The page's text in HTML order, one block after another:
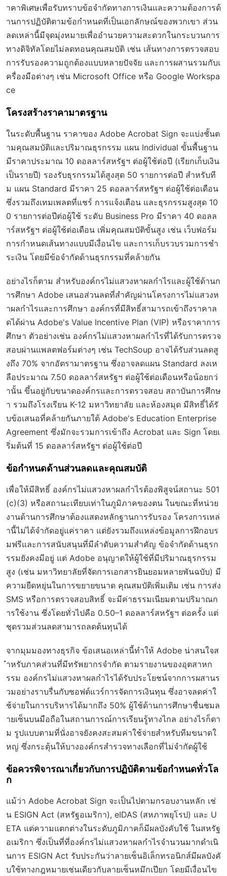
าคาพิเศษเพื่อรับทราบข้อจำกัดทางการเงินและความต้องการด้
านการปฏิบัติตามข้อกำหนดที่เป็นเอกลักษณ์ของพวกเขา ส่วน
ลดเหล่านี้มีจุดมุ่งหมายเพื่ออำนวยความสะดวกในกระบวนการ
ทางดิจิทัลโดยไม่ลดทอนคุณสมบัติ เช่น เส้นทางการตรวจสอบ
การรับรองความถูกต้องแบบหลายปัจจัย และการผสานรวมกับเ
ครื่องมือต่างๆ เช่น Microsoft Office หรือ Google Workspa
ce
โครงสร้างราคามาตรฐาน
ในระดับพื้นฐาน ราคาของ Adobe Acrobat Sign จะแบ่งชั้นต
ามคุณสมบัติและปริมาณธุรกรรม แผน Individual ขั้นพื้นฐาน
มีราคาประมาณ 10 ดอลลาร์สหรัฐฯ ต่อผู้ใช้ต่อปี (เรียกเก็บเงิน
เป็นรายปี) รองรับธุรกรรมได้สูงสุด 50 รายการต่อปี สำหรับที
ม แผน Standard มีราคา 25 ดอลลาร์สหรัฐฯ ต่อผู้ใช้ต่อเดือน
ซึ่งรวมถึงเทมเพลตที่แชร์ การแจ้งเตือน และธุรกรรมสูงสุด 10
0 รายการต่อปีต่อผู้ใช้ ระดับ Business Pro มีราคา 40 ดอลล
าร์สหรัฐฯ ต่อผู้ใช้ต่อเดือน เพิ่มคุณสมบัติขั้นสูง เช่น เว็บฟอร์ม
การกำหนดเส้นทางแบบมีเงื่อนไข และการเก็บรวบรวมการชำ
ระเงิน โดยมีข้อจำกัดด้านธุรกรรมที่คล้ายกัน
อย่างไรก็ตาม สำหรับองค์กรไม่แสวงหาผลกำไรและผู้ใช้ด้านก
ารศึกษา Adobe เสนอส่วนลดที่สำคัญผ่านโครงการไม่แสวงห
าผลกำไรและการศึกษา องค์กรที่มีสิทธิ์สามารถเข้าถึงราคาล
ดได้ผ่าน Adobe's Value Incentive Plan (VIP) หรือราคาการ
ศึกษา ตัวอย่างเช่น องค์กรไม่แสวงหาผลกำไรที่ได้รับการตรวจ
สอบผ่านแพลตฟอร์มต่างๆ เช่น TechSoup อาจได้รับส่วนลดสู
งถึง 70% จากอัตรามาตรฐาน ซึ่งอาจลดแผน Standard ลงเห
ลือประมาณ 7.50 ดอลลาร์สหรัฐฯ ต่อผู้ใช้ต่อเดือนหรือน้อยกว่
านั้น ขึ้นอยู่กับขนาดองค์กรและการตรวจสอบ สถาบันการศึกษ
า รวมถึงโรงเรียน K-12 มหาวิทยาลัย และห้องสมุด มีสิทธิ์ได้รั
บข้อเสนอที่คล้ายกันภายใต้ Adobe's Education Enterprise
Agreement ซึ่งมักจะรวมการเข้าถึง Acrobat และ Sign โดยเ
ริ่มต้นที่ 15 ดอลลาร์สหรัฐฯ ต่อผู้ใช้ต่อปี
ข้อกำหนดด้านส่วนลดและคุณสมบัติ
เพื่อให้มีสิทธิ์ องค์กรไม่แสวงหาผลกำไรต้องพิสูจน์สถานะ 501
(c)(3) หรือสถานะเทียบเท่าในภูมิภาคของตน ในขณะที่หน่วย
งานด้านการศึกษาต้องแสดงหลักฐานการรับรอง โครงการเหล่
านี้ไม่ได้จำกัดอยู่แค่ราคา แต่ยังรวมถึงแหล่งข้อมูลการฝึกอบร
มฟรีและการสนับสนุนที่มีลำดับความสำคัญ ข้อจำกัดด้านธุรก
รรมยังคงมีอยู่ แต่ Adobe อนุญาตให้ผู้ใช้ที่มีปริมาณธุรกรรม
สูง (เช่น มหาวิทยาลัยที่จัดการเอกสารยินยอมหลายพันฉบับ) มี
ความยืดหยุ่นในการขยายขนาด คุณสมบัติเพิ่มเติม เช่น การส่ง
SMS หรือการตรวจสอบสิทธิ์ จะมีค่าธรรมเนียมตามปริมาณก
ารใช้งาน ซึ่งโดยทั่วไปคือ 0.50–1 ดอลลาร์สหรัฐฯ ต่อครั้ง แต่
ชุดรวมส่วนลดสามารถลดต้นทุนได้
จากมุมมองทางธุรกิจ ข้อเสนอเหล่านี้ทำให้ Adobe น่าสนใจส
ำหรับภาคส่วนที่มีทรัพยากรจำกัด ตามรายงานของอุตสาหก
รรม องค์กรไม่แสวงหาผลกำไรได้รับประโยชน์จากการผสานร
วมอย่างราบรื่นกับซอฟต์แวร์การจัดการเงินทุน ซึ่งอาจลดค่าใ
ช้จ่ายในการบริหารได้มากถึง 50% ผู้ใช้ด้านการศึกษาชื่นชมล
ายเซ็นบนมือถือในสถานการณ์การเรียนรู้ทางไกล อย่างไรก็ตา
ม รูปแบบตามที่นั่งอาจยังคงสะสมค่าใช้จ่ายสำหรับทีมขนาดใ
หญ่ ซึ่งกระตุ้นให้บางองค์กรสำรวจทางเลือกที่ไม่จำกัดผู้ใช้
ข้อควรพิจารณาเกี่ยวกับการปฏิบัติตามข้อกำหนดทั่วโล
ก
แม้ว่า Adobe Acrobat Sign จะเป็นไปตามกรอบงานหลัก เช่
น ESIGN Act (สหรัฐอเมริกา), eIDAS (สหภาพยุโรป) และ U
ETA แต่ความแตกต่างในระดับภูมิภาคก็มีผลบังคับใช้ ในสหรัฐ
อเมริกา ซึ่งเป็นที่ที่องค์กรไม่แสวงหาผลกำไรจำนวนมากดำเนิ
นการ ESIGN Act รับประกันว่าลายเซ็นอิเล็กทรอนิกส์มีผลบังคั
บใช้ทางกฎหมายเช่นเดียวกับลายเซ็นหมึกเปียก โดยมีเงื่อนไข